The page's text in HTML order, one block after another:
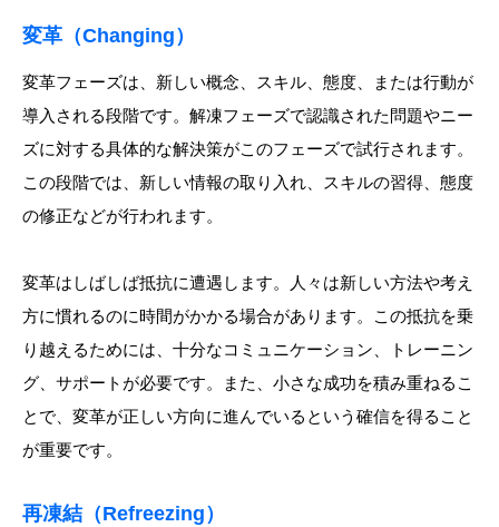
変革（Changing）
変革フェーズは、新しい概念、スキル、態度、または行動が
導入される段階です。解凍フェーズで認識された問題やニー
ズに対する具体的な解決策がこのフェーズで試行されます。
この段階では、新しい情報の取り入れ、スキルの習得、態度
の修正などが行われます。
変革はしばしば抵抗に遭遇します。人々は新しい方法や考え
方に慣れるのに時間がかかる場合があります。この抵抗を乗
り越えるためには、十分なコミュニケーション、トレーニン
グ、サポートが必要です。また、小さな成功を積み重ねるこ
とで、変革が正しい方向に進んでいるという確信を得ること
が重要です。
再凍結（Refreezing）